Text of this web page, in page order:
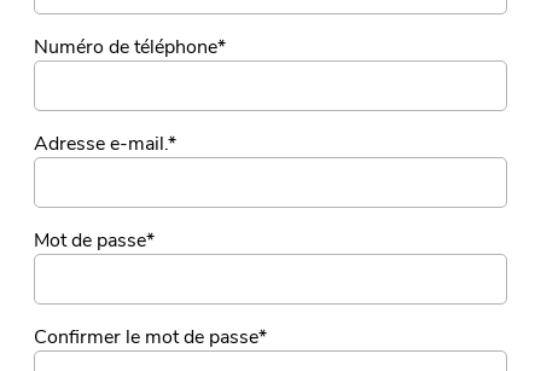
Numéro de téléphone*
Adresse e-mail.*
Mot de passe*
Confirmer le mot de passe*